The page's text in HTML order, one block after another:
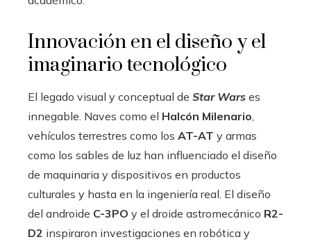
Innovación en el diseño y el
imaginario tecnológico
El legado visual y conceptual de Star Wars es
innegable. Naves como el Halcón Milenario
vehículos terrestres como los AT-AT y armas
como los sables de luz han influenciado el diseño
de maquinaria y dispositivos en productos
culturales y hasta en la ingeniería real. El diseño
del androide C-3PO y el droide astromecánico R2-
D2 inspiraron investigaciones en robótica y